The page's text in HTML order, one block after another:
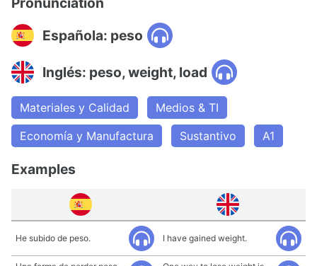
Española: peso
Inglés: peso, weight, load
Materiales y Calidad
Medios & TI
Economía y Manufactura
Sustantivo A1
Examples
He subido de peso. I have gained weight.